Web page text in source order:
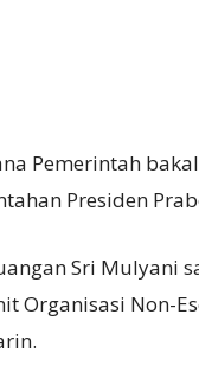
Pemerintah
Presiden
Sri Mulyani
Organisasi Non-